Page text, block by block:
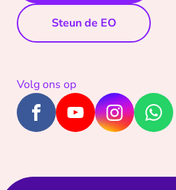
Steun de EO
Volg ons op